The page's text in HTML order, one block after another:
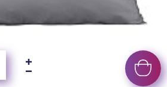
70x50 cm